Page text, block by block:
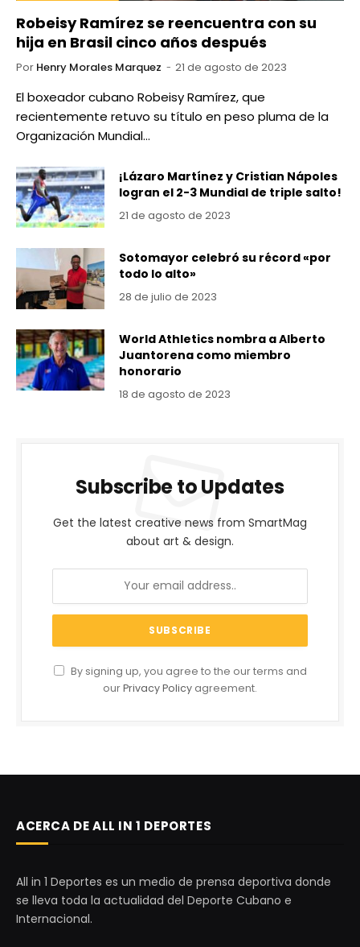
Robeisy Ramírez se reencuentra con su
hija en Brasil cinco años después
Por Henry Morales Marquez 21 de agosto de 2023
El boxeador cubano Robeisy Ramírez, que
recientemente retuvo su título en peso pluma de la
Organización Mundial…
¡Lázaro Martínez y Cristian Nápoles
logran el 2-3 Mundial de triple salto!
21 de agosto de 2023
Sotomayor celebró su récord «por
todo lo alto»
28 de julio de 2023
World Athletics nombra a Alberto
Juantorena como miembro
honorario
18 de agosto de 2023
Subscribe to Updates
Get the latest creative news from SmartMag
about art & design.
By signing up, you agree to the our terms and
ourPrivacy Policy agreement.
ACERCA DE ALL IN 1 DEPORTES
All in 1 Deportes es un medio de prensa deportiva donde
se lleva toda la actualidad del Deporte Cubano e
Internacional.